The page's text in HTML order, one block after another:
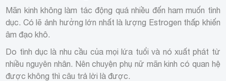
Mãn kinh không làm tác động quá nhiều đến ham muốn tình
dục. Có lẽ ảnh hưởng lớn nhất là lượng Estrogen thấp khiến
âm đạo khô.
Do tình dục là nhu cầu của mọi lứa tuổi và nó xuất phát từ
nhiều nguyên nhân. Nên chuyện phụ nữ mãn kinh có quan hệ
được không thì câu trả lời là được.